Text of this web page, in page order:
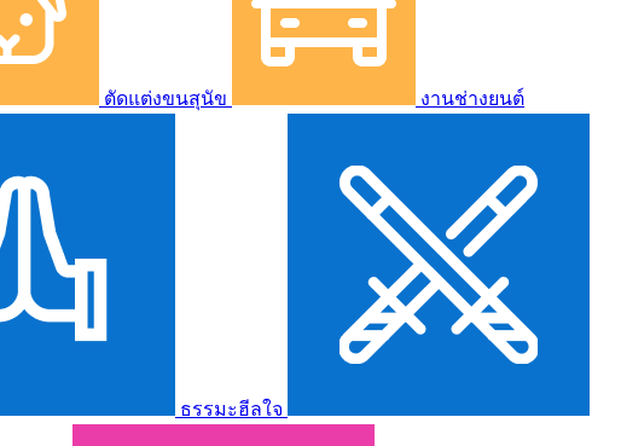
ตัดแต่งขนสุนัข งานช่างยนต์
ธรรมะฮีลใจ